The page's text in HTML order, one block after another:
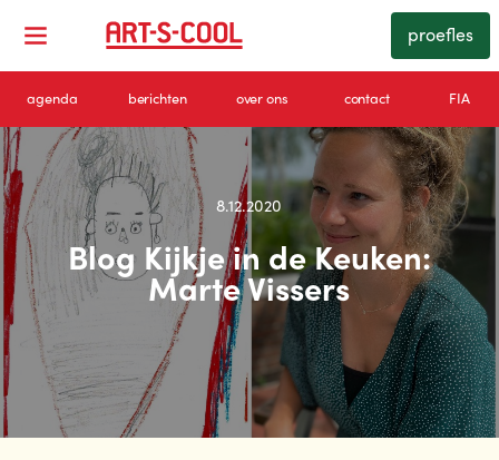
proefles
agenda berichten over ons contact FIA
8.12.2020
Blog Kijkje in de Keuken:
Marte Vissers